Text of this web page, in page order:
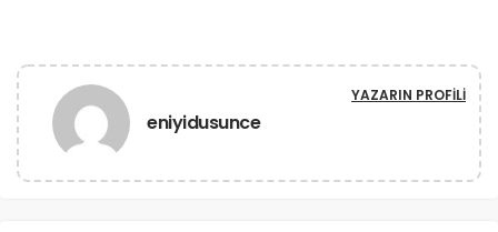
eniyidusunce
YAZARIN PROFILI